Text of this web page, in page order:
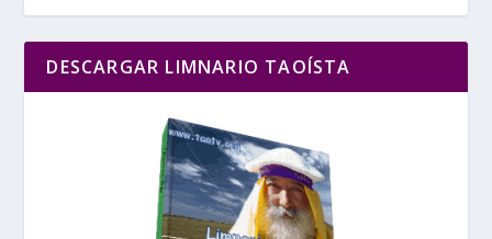
DESCARGAR LIMNARIO TAOÍSTA